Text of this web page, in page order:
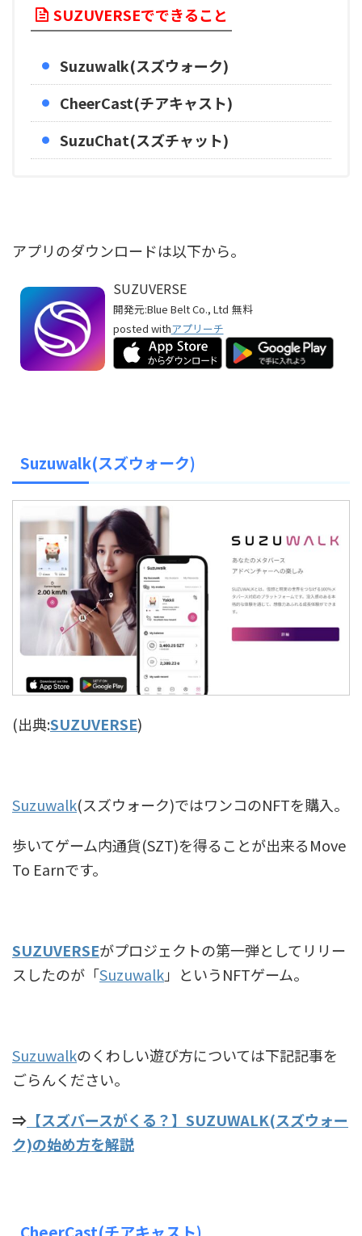
SUZUVERSEでできること
Suzuwalk(スズウォーク)
CheerCast(チアキャスト)
SuzuChat(スズチャット)
アプリのダウンロードは以下から。
SUZUVERSE
開発元:Blue Belt Co., Ltd 無料
posted withアプリーチ
Suzuwalk(スズウォーク)
(出典:SUZUVERSE)
Suzuwalk(スズウォーク)ではワンコのNFTを購入。
歩いてゲーム内通貨(SZT)を得ることが出来るMove
To Earnです。
SUZUVERSEがプロジェクトの第一弾としてリリー
スしたのが「Suzuwalk」というNFTゲーム。
Suzuwalkのくわしい遊び方については下記記事を
ごらんください。
⇒ 【スズバースがくる？】SUZUWALK(スズウォー
ク)の始め方を解説
CheerCast(チアキャスト)